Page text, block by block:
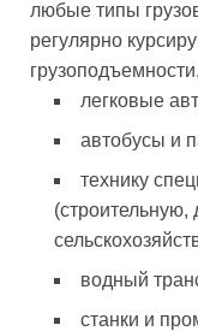
любые типы
регулярно
легковые
автобусы и
технику
водный
станки и